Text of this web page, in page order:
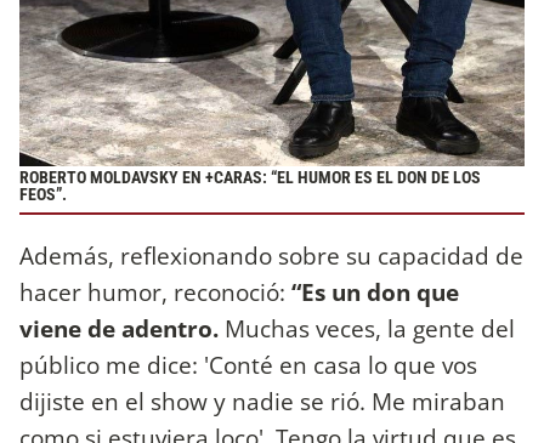
ROBERTO MOLDAVSKY EN +CARAS: “EL HUMOR ES EL DON DE LOS
FEOS”.
Además, reflexionando sobre su capacidad de
hacer humor, reconoció: “Es un don que
viene de adentro. Muchas veces, la gente del
público me dice: 'Conté en casa lo que vos
dijiste en el show y nadie se rió. Me miraban